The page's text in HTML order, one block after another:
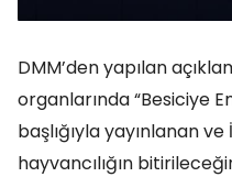
DMM’den yapılan
organlarında “Besiciye
başlığıyla yayınlanan
hayvancılığın